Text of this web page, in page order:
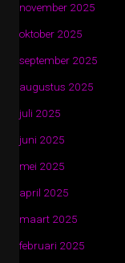
november 2025
oktober 2025
september 2025
augustus 2025
juli 2025
juni 2025
mei 2025
april 2025
maart 2025
februari 2025